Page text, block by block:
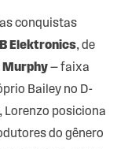
conquistas
Elektronics, de
Murphy— faixa
Bailey no D-
Lorenzo posiciona
do gênero